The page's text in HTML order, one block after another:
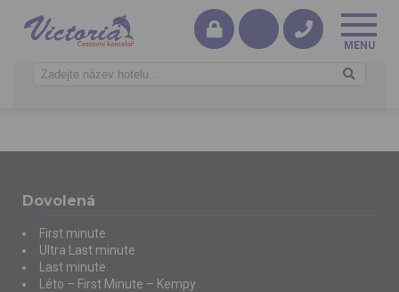
Dovolená
First minute
Ultra Last minute
Last minute
Léto – First Minute – Kempy